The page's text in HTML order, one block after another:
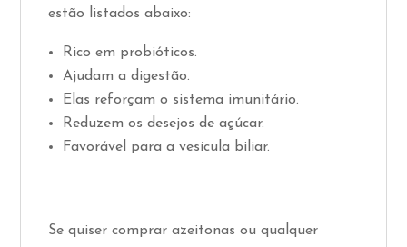
estão listados abaixo:
Rico em probióticos.
Ajudam a digestão.
Elas reforçam o sistema imunitário.
Reduzem os desejos de açúcar.
Favorável para a vesícula biliar.
Se quiser comprar azeitonas ou qualquer